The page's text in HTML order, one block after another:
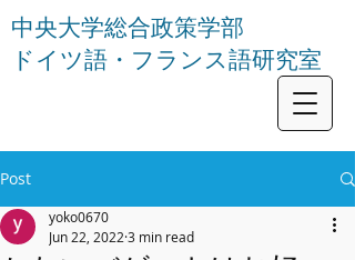
中央大学総合政策学部
ドイツ語・フランス語研究室
Post
yoko0670
Jun 22, 2022 3 min read